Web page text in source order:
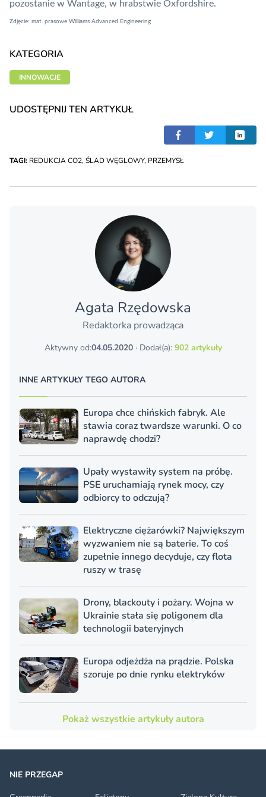
pozostanie w Wantage, w hrabstwie Oxfordshire.
Zdjęcie: mat. prasowe Williams Advanced Engineering
KATEGORIA
INNOWACJE
UDOSTĘPNIJ TEN ARTYKUŁ
TAGI: REDUKCJA CO2, ŚLAD WĘGLOWY, PRZEMYSŁ
Agata Rzędowska
Redaktorka prowadząca
Aktywny od:04.05.2020· Dodał(a): 902 artykuły
INNE ARTYKUŁY TEGO AUTORA
Europa chce chińskich fabryk. Ale
stawia coraz twardsze warunki. O co
naprawdę chodzi?
Upały wystawiły system na próbę.
PSE uruchamiają rynek mocy, czy
odbiorcy to odczują?
Elektryczne ciężarówki? Największym
wyzwaniem nie są baterie. To coś
zupełnie innego decyduje, czy flota
ruszy w trasę
Drony, blackouty i pożary. Wojna w
Ukrainie stała się poligonem dla
technologii bateryjnych
Europa odjeżdża na prądzie. Polska
szoruje po dnie rynku elektryków
Pokaż wszystkie artykuły autora
NIE PRZEGAP